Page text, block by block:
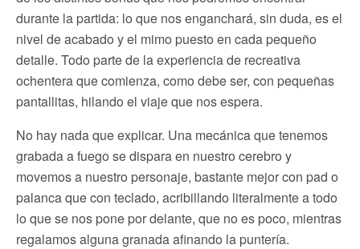
durante la partida: lo que nos enganchará, sin duda, es el
nivel de acabado y el mimo puesto en cada pequeño
detalle. Todo parte de la experiencia de recreativa
ochentera que comienza, como debe ser, con pequeñas
pantallitas, hilando el viaje que nos espera.
No hay nada que explicar. Una mecánica que tenemos
grabada a fuego se dispara en nuestro cerebro y
movemos a nuestro personaje, bastante mejor con pad o
palanca que con teclado, acribillando literalmente a todo
lo que se nos pone por delante, que no es poco, mientras
regalamos alguna granada afinando la puntería.